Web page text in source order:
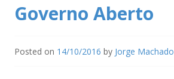
Governo Aberto
Posted on 14/10/2016 by Jorge Machado